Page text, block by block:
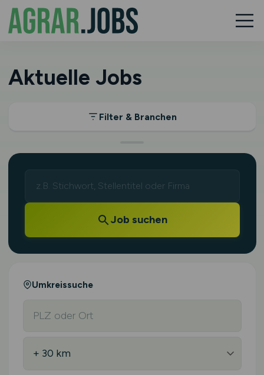
Aktuelle Jobs
Filter & Branchen
Job suchen
Umkreissuche